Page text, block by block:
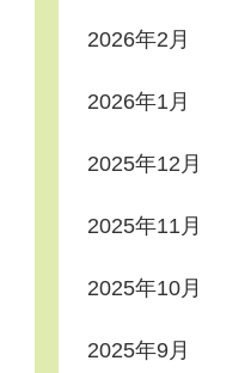
2026年2月
2026年1月
2025年12月
2025年11月
2025年10月
2025年9月